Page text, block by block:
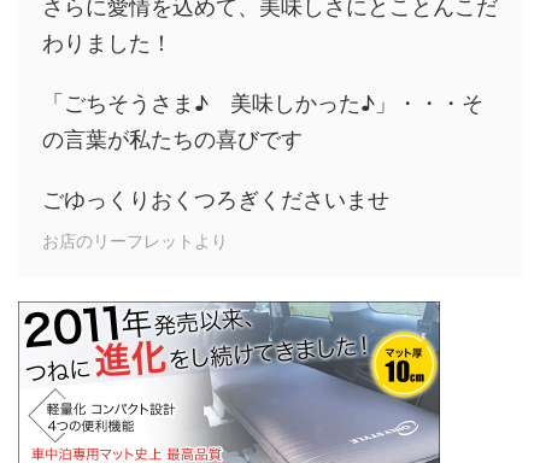
さらに愛情を込めて、美味しさにとことんこだ
わりました！
「ごちそうさま♪ 美味しかった♪」・・・そ
の言葉が私たちの喜びです
ごゆっくりおくつろぎくださいませ
お店のリーフレットより